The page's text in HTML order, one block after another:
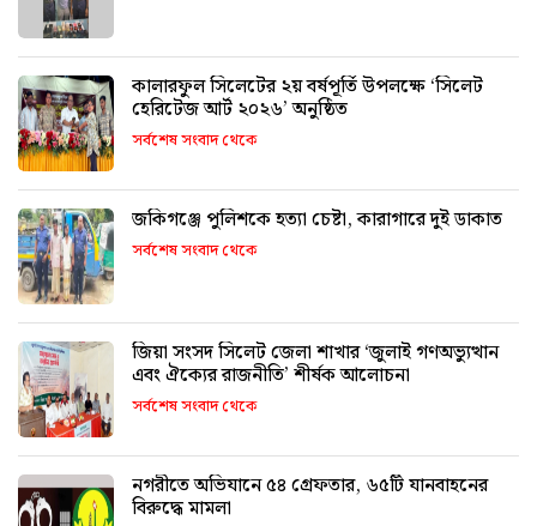
কালারফুল সিলেটের ২য় বর্ষপূর্তি উপলক্ষে ‘সিলেট
হেরিটেজ আর্ট ২০২৬’ অনুষ্ঠিত
সর্বশেষ সংবাদ থেকে
জকিগঞ্জে পুলিশকে হত্যা চেষ্টা, কারাগারে দুই ডাকাত
সর্বশেষ সংবাদ থেকে
জিয়া সংসদ সিলেট জেলা শাখার ‘জুলাই গণঅভ্যুত্থান
এবং ঐক্যের রাজনীতি’ শীর্ষক আলোচনা
সর্বশেষ সংবাদ থেকে
নগরীতে অভিযানে ৫৪ গ্রেফতার, ৬৫টি যানবাহনের
বিরুদ্ধে মামলা